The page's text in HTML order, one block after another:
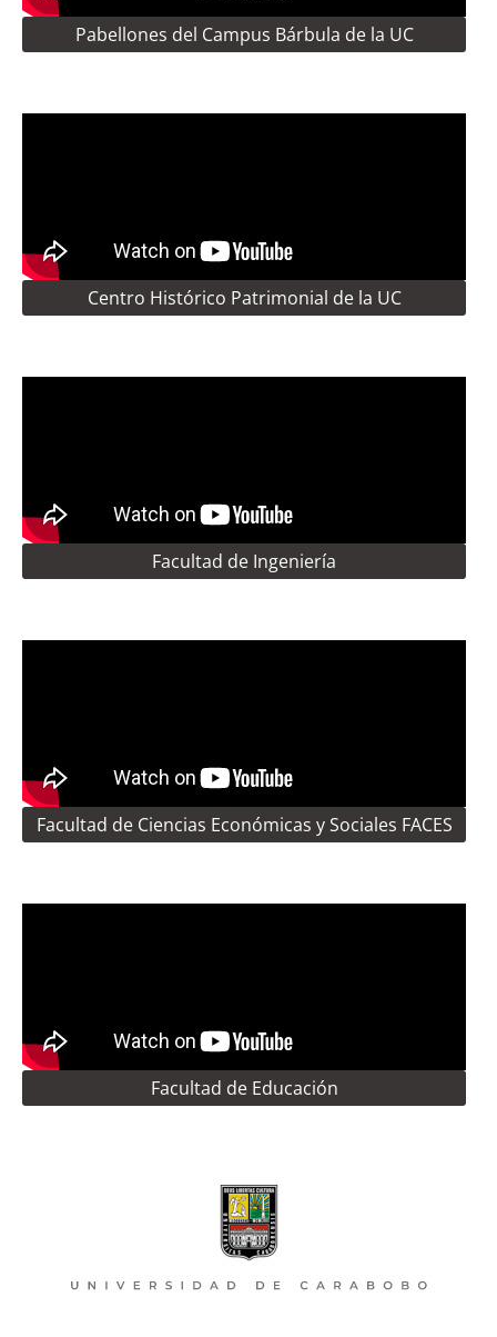
Pabellones del Campus Bárbula de la UC
Centro Histórico Patrimonial de la UC
Facultad de Ingeniería
Facultad de Ciencias Económicas y Sociales FACES
Facultad de Educación